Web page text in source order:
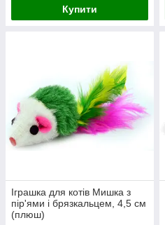
Купити
Іграшка для котів Мишка з
пір'ями і брязкальцем, 4,5 см
(плюш)